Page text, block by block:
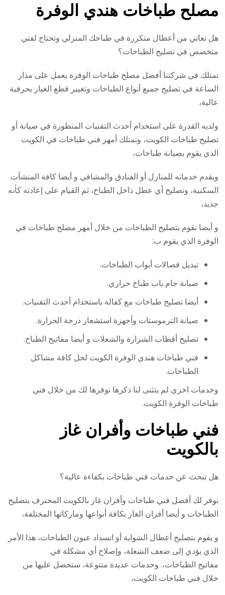
مصلح طباخات هندي الوفرة
هل تعاني من أعطال متكررة في طباخك المنزلي وتحتاج لفني
متخصص في تصليح الطباخات؟
نمتلك في شركتنا أفضل مصلح طباخات الوفرة يعمل على مدار
الساعة في تصليح جميع أنواع الطباخات وتغيير قطع الغيار بحرفية
عالية،
ولديه القدرة على استخدام أحدث التقنيات المتطورة في صيانة أو
تصليح طباخات الكويت، ونمتلك أمهر فني طباخات في الكويت
الذي يقوم بصيانة طباخات،
ويقدم خدماته للمنازل أو الفنادق والمشافي و أيضا كافة المنشآت
السكنية، وتصليح أي عطل داخل الطباخ، ثم القيام على إعادته كأنه
جديد،
و أيضا نقوم بتصليح الطباخات من خلال أمهر مصلح طباخات في
الوفرة الذي يقوم ب:
تبديل فصالات أبواب الطباخات.
صيانة جام باب طباخ حراري.
أيضا تصليح طباخات مع كفالة باستخدام أحدث التقنيات.
صيانة الترموستات وأجهزة استشعار درجة الحرارة.
تصليح أقطاب الشرارة والشعلات و أيضا مفاتيح الطباخ.
فني طباخات هندي الوفرة الكويت لحل كافة مشاكل
الطباخات.
وخدمات اخرى لم يتثنى لنا ذكرها نوفرها لك من خلال فني
طباخات الوفرة الكويت.
فني طباخات وأفران غاز
بالكويت
هل تبحث عن خدمات فني طباخات بكفاءة عالية؟
نوفر لك أفضل فني طباخات وأفران غاز بالكويت المحترف بتصليح
الطباخات و أيضا أفران الغاز بكافة أنواعها وماركاتها المختلفة،
و يقوم بتصليح أعطال الشواية أو انسداد عيون الطباخات، هذا الأمر
الذي يؤدي إلى ضعف الشعلة، وإصلاح أي مشكلة في
مفاتيح الطباخات،. وخدمات عديدة متنوعة، ستحصل عليها من
خلال فني طباخات الكويت،